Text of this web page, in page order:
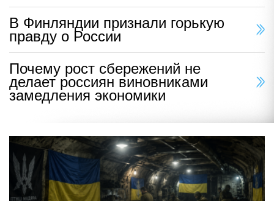
В Финляндии признали горькую
правду о России
Почему рост сбережений не
делает россиян виновниками
замедления экономики